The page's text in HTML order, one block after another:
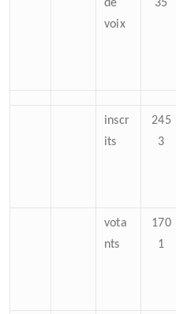
de
voix
35
inscr
its
245
3
vota
nts
170
1